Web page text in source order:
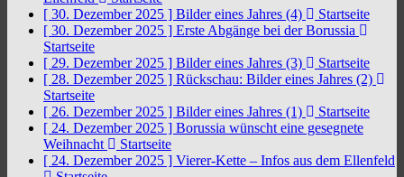
[ 30. Dezember 2025 ] Bilder eines Jahres (4)
Startseite
[ 30. Dezember 2025 ] Erste Abgänge bei der Borussia
Startseite
[ 29. Dezember 2025 ] Bilder eines Jahres (3)
Startseite
[ 28. Dezember 2025 ] Rückschau: Bilder eines Jahres (2)
Startseite
[ 26. Dezember 2025 ] Bilder eines Jahres (1)
Startseite
[ 24. Dezember 2025 ] Borussia wünscht eine gesegnete
Weihnacht
Startseite
[ 24. Dezember 2025 ] Vierer-Kette – Infos aus dem Ellenfeld